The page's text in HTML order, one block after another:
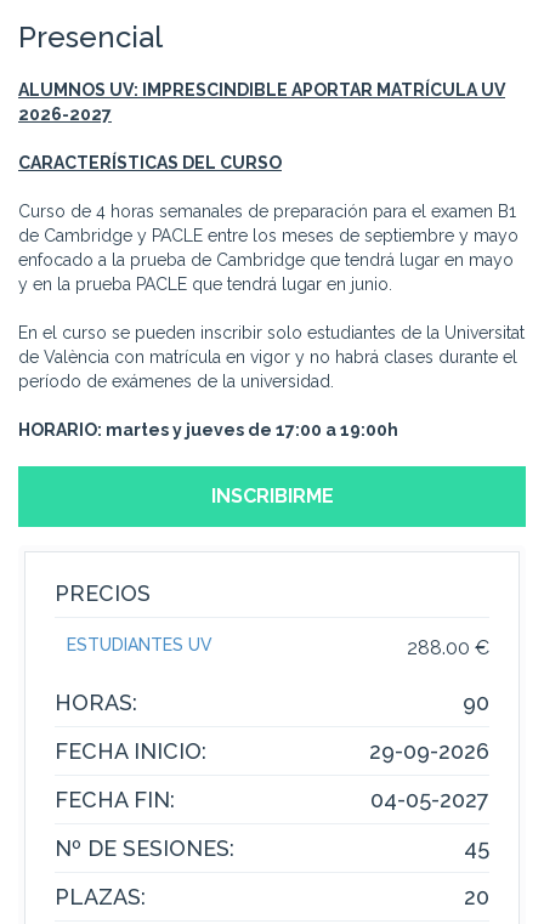
Presencial
ALUMNOS UV: IMPRESCINDIBLE APORTAR MATRÍCULA UV
2026-2027
CARACTERÍSTICAS DEL CURSO
Curso de 4 horas semanales de preparación para el examen B1
de Cambridge y PACLE entre los meses de septiembre y mayo
enfocado a la prueba de Cambridge que tendrá lugar en mayo
y en la prueba PACLE que tendrá lugar en junio.
En el curso se pueden inscribir solo estudiantes de la Universitat
de València con matrícula en vigor y no habrá clases durante el
período de exámenes de la universidad.
HORARIO: martes y jueves de 17:00 a 19:00h
INSCRIBIRME
PRECIOS
288.00 €
ESTUDIANTES UV
HORAS:
90
FECHA INICIO:
29-09-2026
FECHA FIN:
04-05-2027
Nº DE SESIONES:
45
PLAZAS:
20